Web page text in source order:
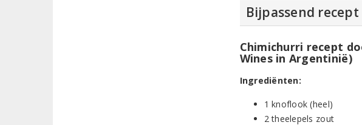
Bijpassend recept
Chimichurri recept
Wines in Argentinië)
Ingrediënten:
1 knoflook (heel)
2 theelepels zout